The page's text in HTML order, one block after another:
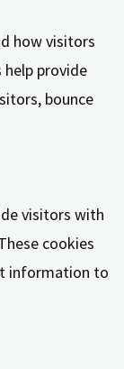
how visitors
provide
bounce
visitors with
cookies
information to